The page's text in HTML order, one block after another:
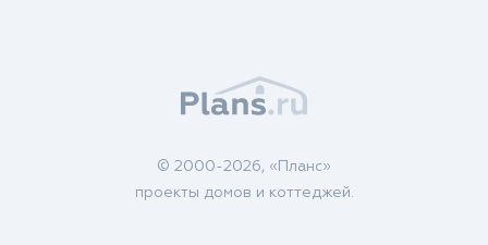
© 2000-2026, «Планс»
проекты домов и коттеджей.